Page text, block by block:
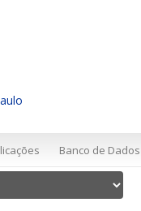
Banco de Dados